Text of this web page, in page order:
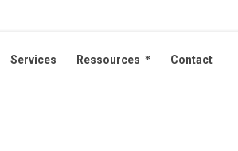
Services Ressources Contact